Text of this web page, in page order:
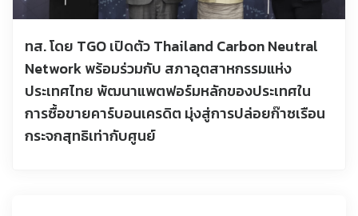
ทส. โดย TGO เปิดตัว Thailand Carbon Neutral
Network พร้อมร่วมกับ สภาอุตสาหกรรมแห่ง
ประเทศไทย พัฒนาแพตฟอร์มหลักของประเทศใน
การซื้อขายคาร์บอนเครดิต มุ่งสู่การปล่อยก๊าซเรือน
กระจกสุทธิเท่ากับศูนย์